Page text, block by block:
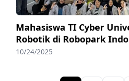
Mahasiswa TI Cyber
Robotik di Robopark
10/24/2025